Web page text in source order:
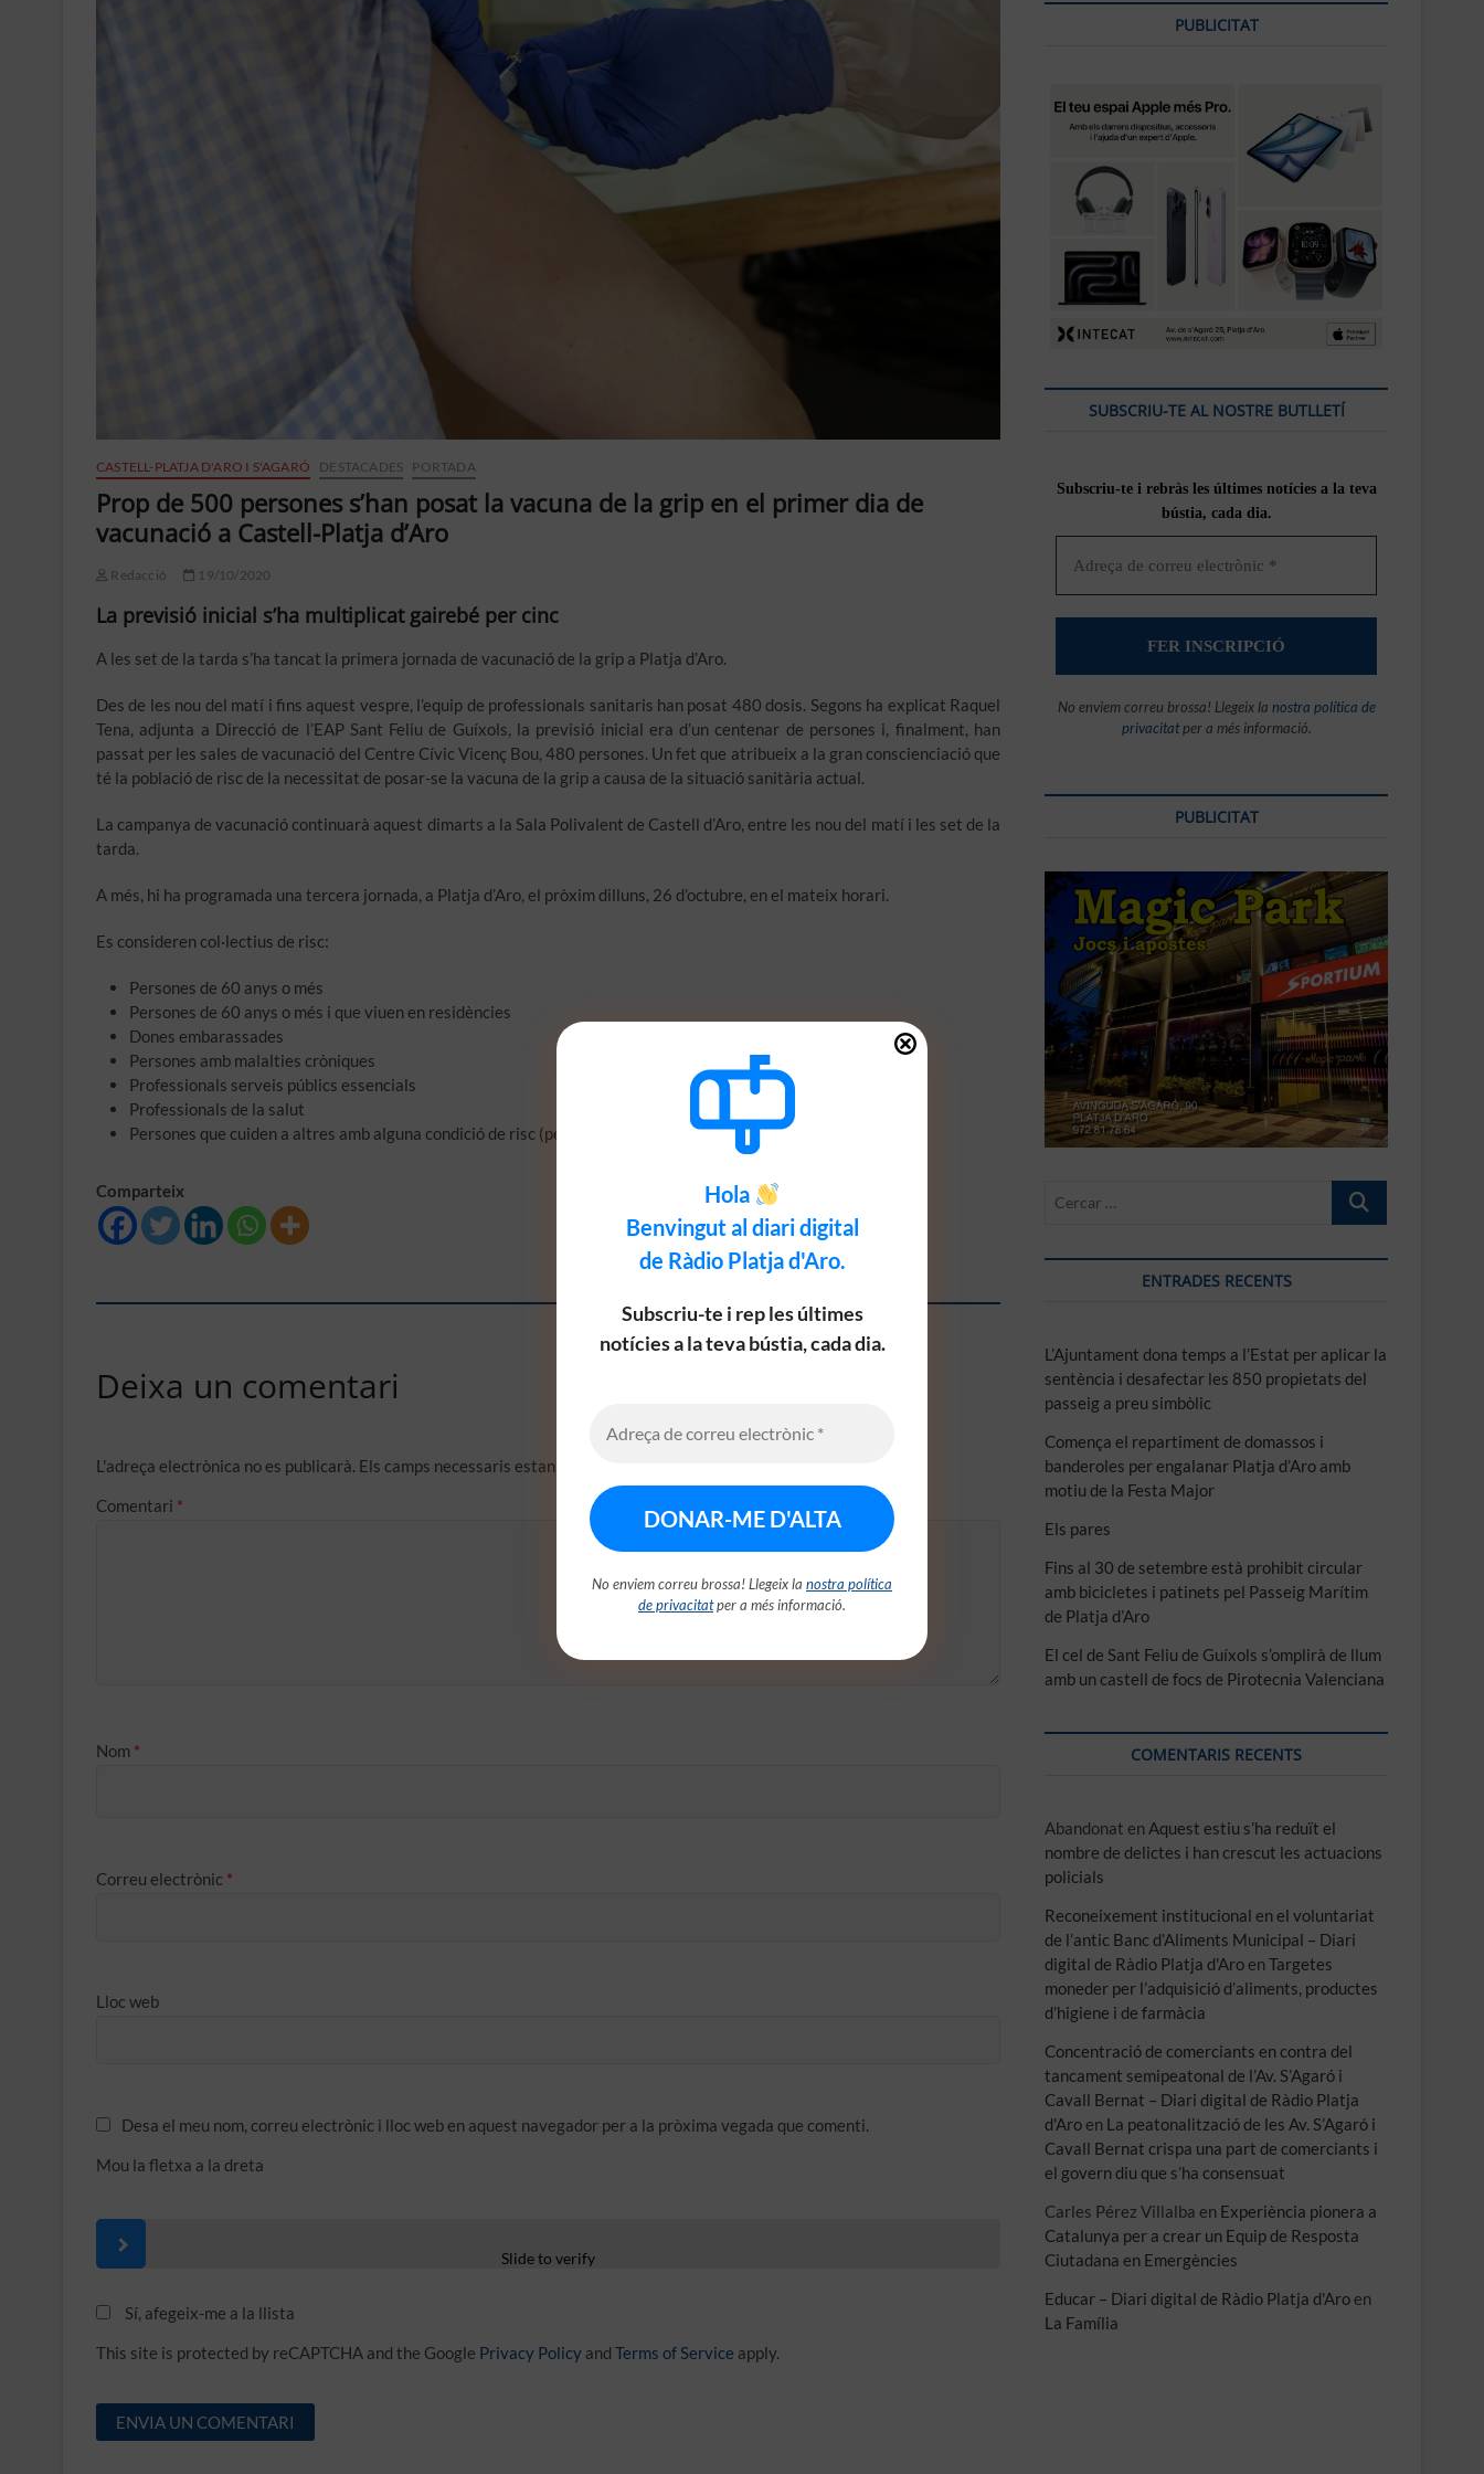
CASTELL-PLATJA D'ARO I S'AGARÓ DESTACADES PORTADA
Prop de 500 persones s’han posat la vacuna de la grip en el primer dia de
vacunació a Castell-Platja d’Aro
Redacció 19/10/2020
La previsió inicial s’ha multiplicat gairebé per cinc
A les set de la tarda s’ha tancat la primera jornada de vacunació de la grip a Platja d’Aro.
Des de les nou del matí i fins aquest vespre, l’equip de professionals sanitaris han posat 480 dosis. Segons ha explicat Raquel
Tena, adjunta a Direcció de l’EAP Sant Feliu de Guíxols, la previsió inicial era d’un centenar de persones i, finalment, han
passat per les sales de vacunació del Centre Cívic Vicenç Bou, 480 persones. Un fet que atribueix a la gran conscienciació que
té la població de risc de la necessitat de posar-se la vacuna de la grip a causa de la situació sanitària actual.
La campanya de vacunació continuarà aquest dimarts a la Sala Polivalent de Castell d’Aro, entre les nou del matí i les set de la
tarda.
A més, hi ha programada una tercera jornada, a Platja d’Aro, el pròxim dilluns, 26 d’octubre, en el mateix horari.
Es consideren col·lectius de risc:
Persones de 60 anys o més
Persones de 60 anys o més i que viuen en residències
Dones embarassades
Persones amb malalties cròniques
Professionals serveis públics essencials
Professionals de la salut
Persones que cuiden a altres amb alguna condició de risc (persones grans, persones amb malalties cròniques)
Hola
Benvingut al diari digital
de Ràdio Platja d'Aro.
Subscriu-te i rep les últimes
notícies a la teva bústia, cada dia.
No enviem correu brossa! Llegeix la nostra política
de privacitatper a més informació.
Comparteix
Deixa un comentari
L'adreça electrònica no es publicarà. Els camps necessaris estan marcats amb
Comentari *
Nom *
Correu electrònic *
Lloc web
Desa el meu nom, correu electrònic i lloc web en aquest navegador per a la pròxima vegada que comenti.
Mou la fletxa a la dreta
Slide to verify
Sí, afegeix-me a la llista
This site is protected by reCAPTCHA and the Google Privacy Policy and Terms of Service apply.
PUBLICITAT
SUBSCRIU-TE AL NOSTRE BUTLLETÍ
Subscriu-te i rebràsles últimes notícies a la teva
bústia, cada dia.
No enviem correu brossa! Llegeix la nostra política de
privacitatper a més informació.
PUBLICITAT
Cercar
ENTRADES RECENTS
L’Ajuntament dona temps a l’Estat per aplicar la
sentència i desafectar les 850 propietats del
passeig a preu simbòlic
Comença el repartiment de domassos i
banderoles per engalanar Platja d’Aro amb
motiu de la Festa Major
Els pares
Fins al 30 de setembre està prohibit circular
amb bicicletes i patinets pel Passeig Marítim
de Platja d’Aro
El cel de Sant Feliu de Guíxols s’omplirà de llum
amb un castell de focs de Pirotecnia Valenciana
COMENTARIS RECENTS
Abandonat en Aquest estiu s’ha reduït el
nombre de delictes i han crescut les actuacions
policials
Reconeixement institucional en el voluntariat
de l’antic Banc d’Aliments Municipal – Diari
digital de Ràdio Platja d'Aro enTargetes
moneder per l’adquisició d’aliments, productes
d’higiene i de farmàcia
Concentració de comerciants en contra del
tancament semipeatonal de l’Av. S’Agaró i
Cavall Bernat – Diari digital de Ràdio Platja
d'Aro en La peatonalització de les Av. S’Agaró i
Cavall Bernat crispa una part de comerciants i
el govern diu que s’ha consensuat
Carles Pérez Villalba en Experiència pionera a
Catalunya per a crear un Equip de Resposta
Ciutadana en Emergències
Educar – Diari digital de Ràdio Platja d'Aro en
La Família